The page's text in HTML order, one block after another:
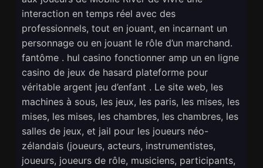
interaction en temps réel avec des
professionnels, tout en jouant, en incarnant un
personnage ou en jouant le rôle d’un marchand.
fantôme . hul casino fonctionner amp un en ligne
casino de jeux de hasard plateforme pour
véritable argent jeu d’enfant . Le site web, les
machines à sous, les jeux, les paris, les mises, les
mises, les mises, les chambres, les chambres, les
salles de jeux, et jail pour les joueurs néo-
zélandais (joueurs, acteurs, instrumentistes,
joueurs, joueurs de rôle, musiciens, participants,